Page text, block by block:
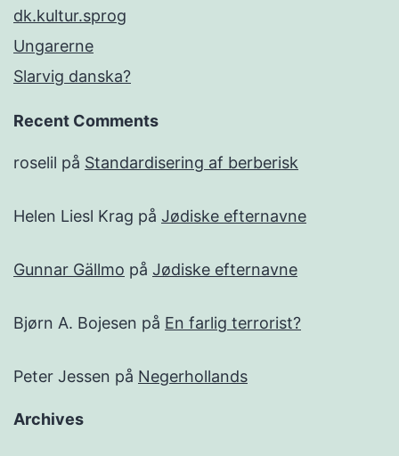
dk.kultur.sprog
Ungarerne
Slarvig danska?
Recent Comments
roselil på Standardisering af berberisk
Helen Liesl Krag på Jødiske efternavne
Gunnar Gällmo på Jødiske efternavne
Bjørn A. Bojesen på En farlig terrorist?
Peter Jessen på Negerhollands
Archives